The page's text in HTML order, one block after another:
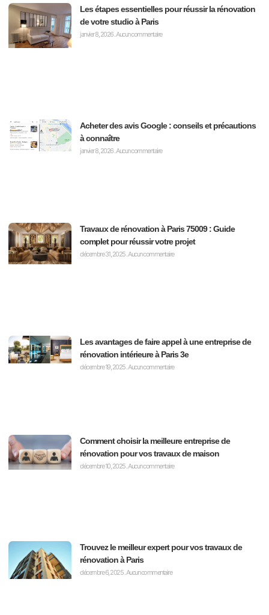
Les étapes essentielles pour réussir la rénovation
de votre studio à Paris
janvier 8, 2026Aucun commentaire
Acheter des avis Google : conseils et précautions
à connaître
janvier 8, 2026Aucun commentaire
Travaux de rénovation à Paris 75009 : Guide
complet pour réussir votre projet
décembre 31, 2025Aucun commentaire
Les avantages de faire appel à une entreprise de
rénovation intérieure à Paris 3e
décembre 19, 2025 Aucun commentaire
Comment choisir la meilleure entreprise de
rénovation pour vos travaux de maison
décembre 10, 2025Aucun commentaire
Trouvez le meilleur expert pour vos travaux de
rénovation à Paris
décembre 6, 2025 Aucun commentaire